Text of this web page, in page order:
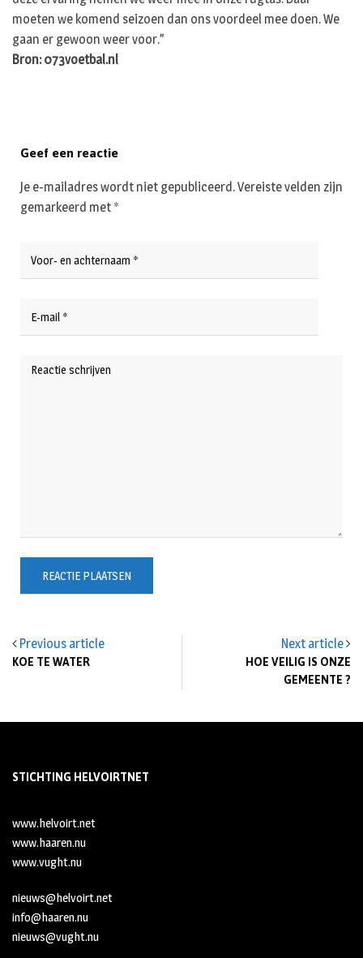
moeten we komend seizoen dan ons voordeel mee doen. We
gaan er gewoon weer voor.”
Bron: 073voetbal.nl
Previous article
KOE TE WATER
Next article
HOE VEILIG IS ONZE
GEMEENTE ?
Geef een reactie
Je e-mailadres wordt niet gepubliceerd.Vereiste velden zijn
gemarkeerd met *
STICHTING HELVOIRTNET
www.helvoirt.net
www.haaren.nu
www.vught.nu
nieuws@helvoirt.net
info@haaren.nu
nieuws@vught.nu